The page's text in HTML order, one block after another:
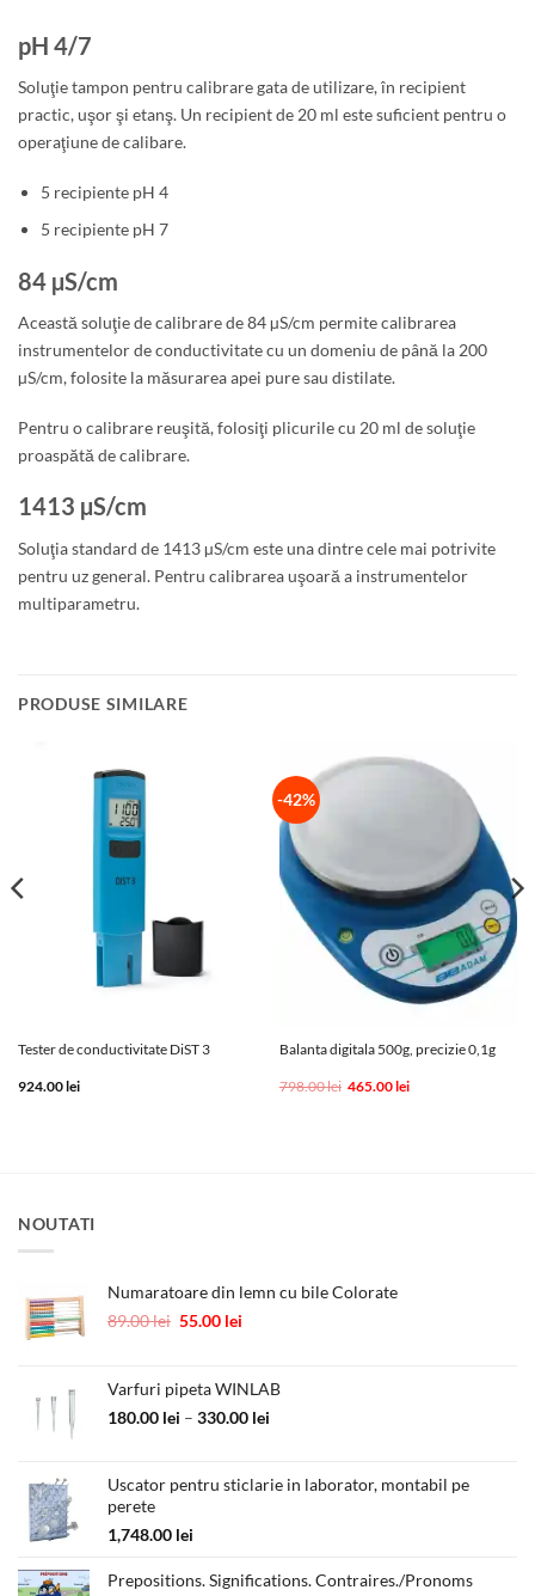
pH 4/7
Soluţie tampon pentru calibrare gata de utilizare, în recipient
practic, uşor şi etanş. Un recipient de 20 ml este suficient pentru o
operaţiune de calibare.
5 recipiente pH 4
5 recipiente pH 7
84 µS/cm
Această soluţie de calibrare de 84 µS/cm permite calibrarea
instrumentelor de conductivitate cu un domeniu de până la 200
µS/cm, folosite la măsurarea apei pure sau distilate.
Pentru o calibrare reuşită, folosiţi plicurile cu 20 ml de soluţie
proaspătă de calibrare.
1413 µS/cm
Soluţia standard de 1413 µS/cm este una dintre cele mai potrivite
pentru uz general. Pentru calibrarea uşoară a instrumentelor
multiparametru.
PRODUSE SIMILARE
Tester de conductivitate DiST 3
924.00lei
-42%
Balanta digitala 500g, precizie 0,1g
798.00lei Prețul
465.00leiPrețul
NOUTATI
Numaratoare din lemn cu bile Colorate
89.00lei Prețul
fost:
89.00 lei.
55.00 lei
55.00 lei.
Varfuri pipeta WINLAB
180.00 lei – 330.00 lei
180.00 lei
Uscator pentru sticlarie in laborator, montabil pe
perete
1,748.00 lei
Prepositions. Significations. Contraires./Pronoms